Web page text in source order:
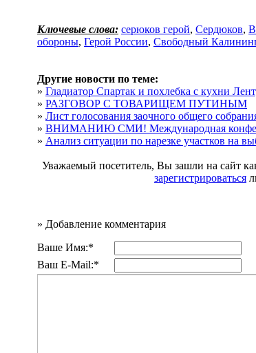
Ключевые слова: серюков герой, Сердюков,
обороны, Герой России, Свободный
Другие новости по теме:
» Гладиатор Спартак и похлебка с кухни
» РАЗГОВОР С ТОВАРИЩЕМ ПУТИНЫМ
» Лист голосования заочного общего
» ВНИМАНИЮ СМИ! Международная
» Анализ ситуации по нарезке участков на
Уважаемый посетитель, Вы зашли на сайт
зарегистрироваться
» Добавление комментария
Ваше Имя:*
Ваш E-Mail:*